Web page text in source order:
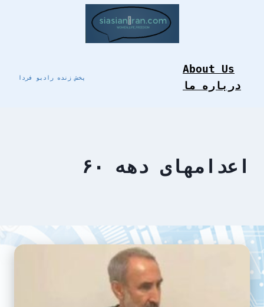
پخش زنده رادیو فردا
About Us
درباره ما
اعدامهای دهه ۶۰